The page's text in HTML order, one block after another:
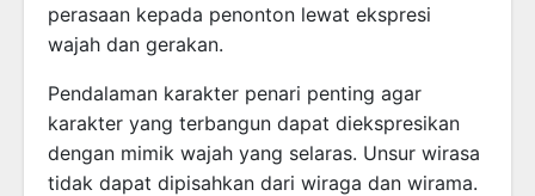
perasaan kepada penonton lewat ekspresi
wajah dan gerakan.
Pendalaman karakter penari penting agar
karakter yang terbangun dapat diekspresikan
dengan mimik wajah yang selaras. Unsur wirasa
tidak dapat dipisahkan dari wiraga dan wirama.